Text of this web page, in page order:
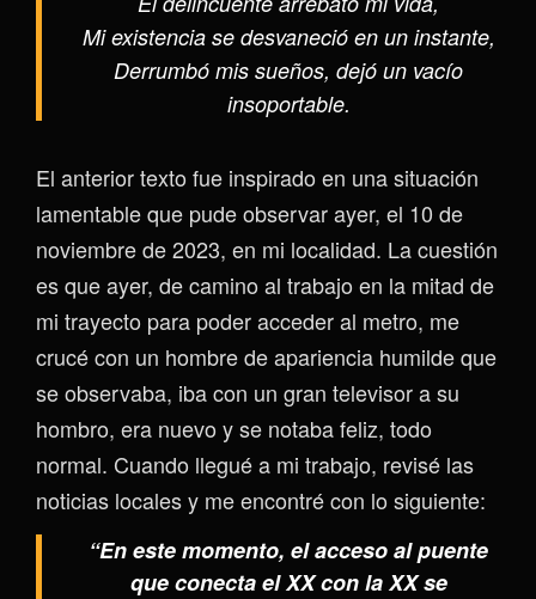
Mi existencia se desvaneció en un instante,
Derrumbó mis sueños, dejó un vacío
insoportable.
El anterior texto fue inspirado en una situación
lamentable que pude observar ayer, el 10 de
noviembre de 2023, en mi localidad. La cuestión
es que ayer, de camino al trabajo en la mitad de
mi trayecto para poder acceder al metro, me
crucé con un hombre de apariencia humilde que
se observaba, iba con un gran televisor a su
hombro, era nuevo y se notaba feliz, todo
normal. Cuando llegué a mi trabajo, revisé las
noticias locales y me encontré con lo siguiente:
“En este momento, el acceso al puente
que conecta el XX con la XX se